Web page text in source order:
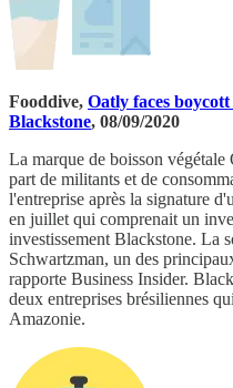
Fooddive, Oatly faces
Blackstone, 08/09/2020
La marque de boisson
part de militants et de
l'entreprise après la signature
en juillet qui comprenait un
investissement Blackstone. La
Schwartzman, un des
rapporte Business Insider.
deux entreprises brésiliennes
Amazonie.